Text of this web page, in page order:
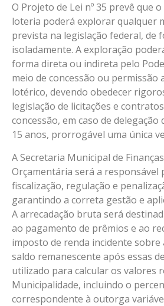
O Projeto de Lei nº 35 prevê que
loteria poderá explorar qualquer
prevista na legislação federal, de
isoladamente. A exploração
forma direta ou indireta pelo
meio de concessão ou permissão
lotérico, devendo obedecer
legislação de licitações e
concessão, em caso de delegação
15 anos, prorrogável uma única
A Secretaria Municipal de
Orçamentária será a responsável
fiscalização, regulação e
garantindo a correta gestão e
A arrecadação bruta será
ao pagamento de prêmios e ao
imposto de renda incidente sobre
saldo remanescente após essas
utilizado para calcular os valores
Municipalidade, incluindo o
correspondente à outorga